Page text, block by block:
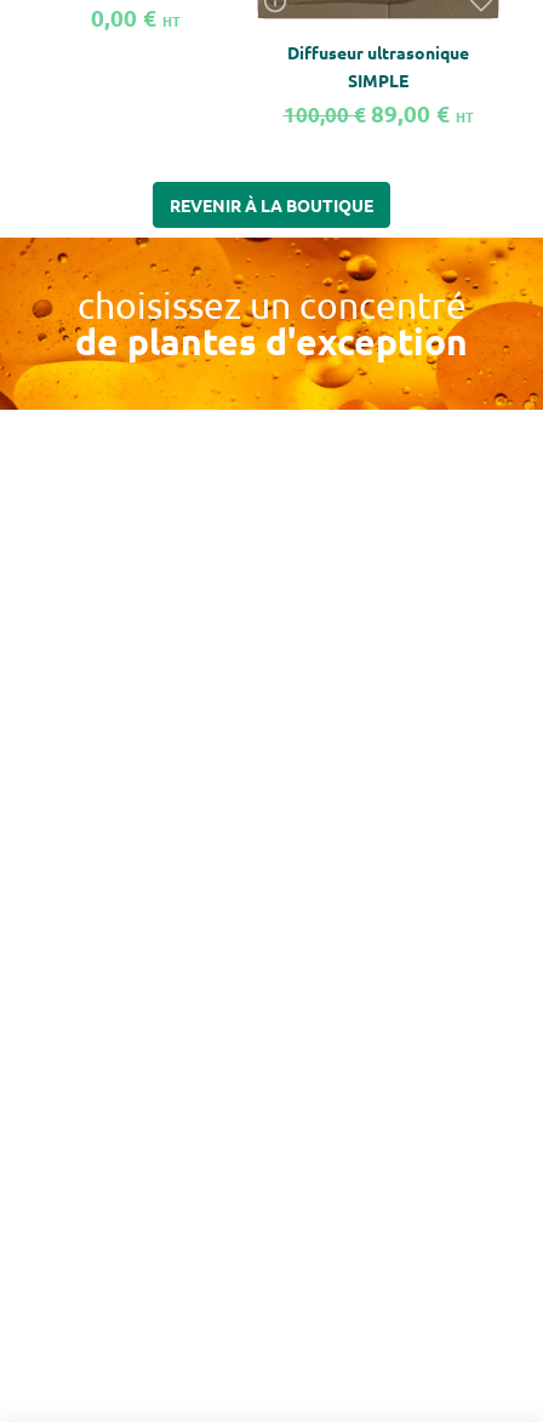
0,00 € HT
Diffuseur ultrasonique
SIMPLE
100,00 € 89,00 € HT
REVENIR À LA BOUTIQUE
choisissez un concentré
de plantes d'exception